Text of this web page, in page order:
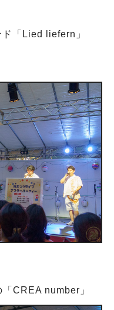
「Lied liefern」
CREA number」